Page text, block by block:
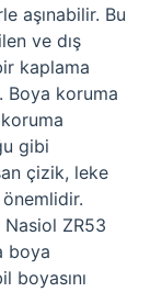
aşınabilir. Bu
ve dış
kaplama
Boya koruma
gibi
çizik, leke
ZR53
boya
boyasını